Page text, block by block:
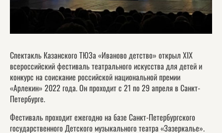
Спектакль Казанского ТЮЗа «Иваново детство» открыл XIX
всероссийский фестиваль театрального искусства для детей и
конкурс на соискание российской национальной премии
«Арлекин» 2022 года. Он проходит с 21 по 29 апреля в Санкт-
Петербурге.
Фестиваль проходит ежегодно на базе Санкт-Петербургского
государственного Детского музыкального театра «Зазеркалье».